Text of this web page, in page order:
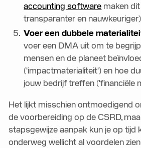
accounting software maken dit
transparanter en
Voer een dubbele
voer een DMA uit om te
mensen en de planeet
('impactmaterialiteit') en hoe
jouw bedrijf treffen ('financiële
Het lijkt misschien ontmoedigend
de voorbereiding op de CSRD,
stapsgewijze aanpak kun je op tijd
onderweg wellicht al voordelen